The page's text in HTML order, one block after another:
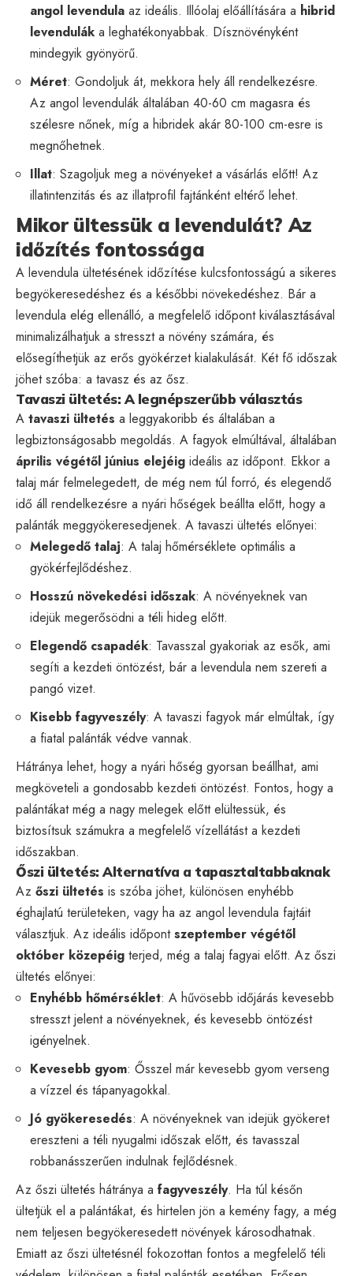
angol levendula az ideális. Illóolaj előállítására a hibrid
levendulák a leghatékonyabbak. Dísznövényként
mindegyik gyönyörű.
Méret: Gondoljuk át, mekkora hely áll rendelkezésre.
Az angol levendulák általában 40-60 cm magasra és
szélesre nőnek, míg a hibridek akár 80-100 cm-esre is
megnőhetnek.
Illat: Szagoljuk meg a növényeket a vásárlás előtt! Az
illatintenzitás és az illatprofil fajtánként eltérő lehet.
Mikor ültessük a levendulát? Az
időzítés fontossága
A levendula ültetésének időzítése kulcsfontosságú a sikeres
begyökeresedéshez és a későbbi növekedéshez. Bár a
levendula elég ellenálló, a megfelelő időpont kiválasztásával
minimalizálhatjuk a stresszt a növény számára, és
elősegíthetjük az erős gyökérzet kialakulását. Két fő időszak
jöhet szóba: a tavasz és az ősz.
Tavaszi ültetés: A legnépszerűbb választás
A tavaszi ültetés a leggyakoribb és általában a
legbiztonságosabb megoldás. A fagyok elmúltával, általában
április végétől június elejéig ideális az időpont. Ekkor a
talaj már felmelegedett, de még nem túl forró, és elegendő
idő áll rendelkezésre a nyári hőségek beállta előtt, hogy a
palánták meggyökeresedjenek. A tavaszi ültetés előnyei:
Melegedő talaj: A talaj hőmérséklete optimális a
gyökérfejlődéshez.
Hosszú növekedési időszak: A növényeknek van
idejük megerősödni a téli hideg előtt.
Elegendő csapadék: Tavasszal gyakoriak az esők, ami
segíti a kezdeti öntözést, bár a levendula nem szereti a
pangó vizet.
Kisebb fagyveszély: A tavaszi fagyok már elmúltak, így
a fiatal palánták védve vannak.
Hátránya lehet, hogy a nyári hőség gyorsan beállhat, ami
megköveteli a gondosabb kezdeti öntözést. Fontos, hogy a
palántákat még a nagy melegek előtt elültessük, és
biztosítsuk számukra a megfelelő vízellátást a kezdeti
időszakban.
Őszi ültetés: Alternatíva a tapasztaltabbaknak
Az őszi ültetés is szóba jöhet, különösen enyhébb
éghajlatú területeken, vagy ha az angol levendula fajtáit
választjuk. Az ideális időpontszeptember végétől
október közepéig terjed, még a talaj fagyai előtt. Az őszi
ültetés előnyei:
Enyhébb hőmérséklet: A hűvösebb időjárás kevesebb
stresszt jelent a növényeknek, és kevesebb öntözést
igényelnek.
Kevesebb gyom: Ősszel már kevesebb gyom verseng
a vízzel és tápanyagokkal.
Jó gyökeresedés: A növényeknek van idejük gyökeret
ereszteni a téli nyugalmi időszak előtt, és tavasszal
robbanásszerűen indulnak fejlődésnek.
Az őszi ültetés hátránya a fagyveszély. Ha túl későn
ültetjük el a palántákat, és hirtelen jön a kemény fagy, a még
nem teljesen begyökeresedett növények károsodhatnak.
Emiatt az őszi ültetésnél fokozottan fontos a megfelelő téli